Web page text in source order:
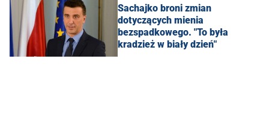
Sachajko broni zmian
dotyczących mienia
bezspadkowego. "To była
kradzież w biały dzień"